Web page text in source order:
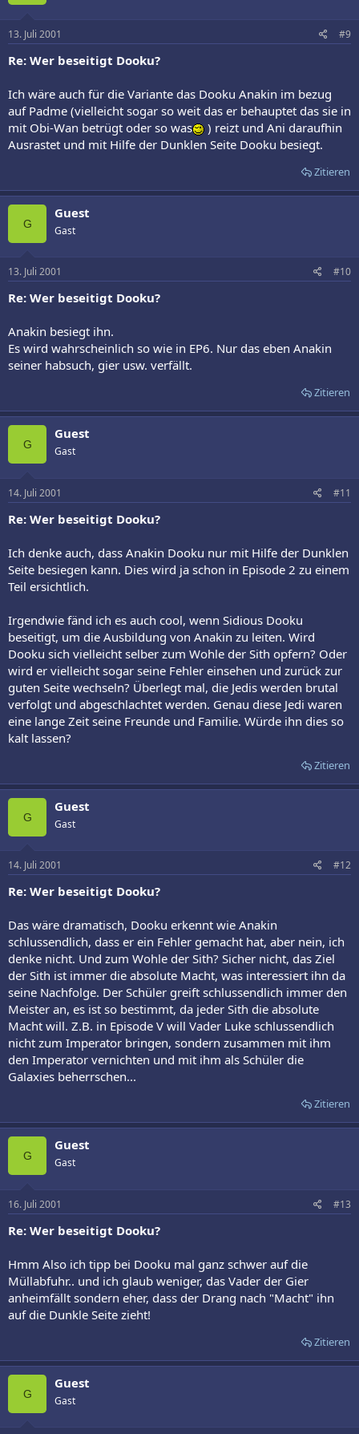
13. Juli 2001 #9
Re: Wer beseitigt Dooku?
Ich wäre auch für die Variante das Dooku Anakin im bezug
auf Padme (vielleicht sogar so weit das er behauptet das sie in
mit Obi-Wan betrügt oder so was
) reizt und Ani daraufhin
Ausrastet und mit Hilfe der Dunklen Seite Dooku besiegt.
Zitieren
G
Guest
Gast
13. Juli 2001 #10
Re: Wer beseitigt Dooku?
Anakin besiegt ihn.
Es wird wahrscheinlich so wie in EP6. Nur das eben Anakin
seiner habsuch, gier usw. verfällt.
Zitieren
G
Guest
Gast
14. Juli 2001 #11
Re: Wer beseitigt Dooku?
Ich denke auch, dass Anakin Dooku nur mit Hilfe der Dunklen
Seite besiegen kann. Dies wird ja schon in Episode 2 zu einem
Teil ersichtlich.
Irgendwie fänd ich es auch cool, wenn Sidious Dooku
beseitigt, um die Ausbildung von Anakin zu leiten. Wird
Dooku sich vielleicht selber zum Wohle der Sith opfern? Oder
wird er vielleicht sogar seine Fehler einsehen und zurück zur
guten Seite wechseln? Überlegt mal, die Jedis werden brutal
verfolgt und abgeschlachtet werden. Genau diese Jedi waren
eine lange Zeit seine Freunde und Familie. Würde ihn dies so
kalt lassen?
Zitieren
G
Guest
Gast
14. Juli 2001 #12
Re: Wer beseitigt Dooku?
Das wäre dramatisch, Dooku erkennt wie Anakin
schlussendlich, dass er ein Fehler gemacht hat, aber nein, ich
denke nicht. Und zum Wohle der Sith? Sicher nicht, das Ziel
der Sith ist immer die absolute Macht, was interessiert ihn da
seine Nachfolge. Der Schüler greift schlussendlich immer den
Meister an, es ist so bestimmt, da jeder Sith die absolute
Macht will. Z.B. in Episode V will Vader Luke schlussendlich
nicht zum Imperator bringen, sondern zusammen mit ihm
den Imperator vernichten und mit ihm als Schüler die
Galaxies beherrschen...
Zitieren
G
Guest
Gast
16. Juli 2001 #13
Re: Wer beseitigt Dooku?
Hmm Also ich tipp bei Dooku mal ganz schwer auf die
Müllabfuhr.. und ich glaub weniger, das Vader der Gier
anheimfällt sondern eher, dass der Drang nach "Macht" ihn
auf die Dunkle Seite zieht!
Zitieren
G
Guest
Gast